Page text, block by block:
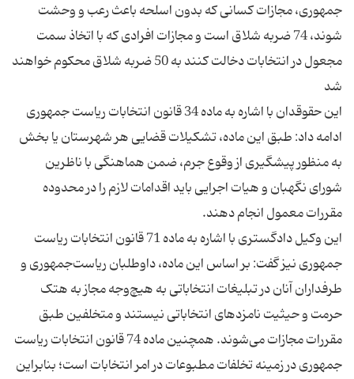
جمهوری، مجازات کسانی که بدون اسلحه باعث رعب و وحشت
شوند، 74 ضربه شلاق است و مجازات افرادی که با اتخاذ سمت
مجعول در انتخابات دخالت کنند به 50 ضربه شلاق محکوم خواهند
این حقوقدان با اشاره به ماده 34 قانون انتخابات ریاست جمهوری
ادامه داد: طبق این ماده، تشکیلات قضایی هر شهرستان یا بخش
به منظور پیشگیری از وقوع جرم، ضمن هماهنگی با ناظرین
شورای نگهبان و هیات اجرایی باید اقدامات لازم را در محدوده
این وکیل دادگستری با اشاره به ماده 71 قانون انتخابات ریاست
جمهوری نیز گفت: بر اساس این ماده، داوطلبان ریاست‌جمهوری و
طرفداران آنان در تبلیغات انتخاباتی به هیچ‌وجه مجاز به هتک
حرمت و حیثیت نامزدهای انتخاباتی نیستند و متخلفین طبق
مقررات مجازات می‌شوند. همچنین ماده 74 قانون انتخابات ریاست
جمهوری در زمینه تخلفات مطبوعات در امر انتخابات است؛ بنابراین